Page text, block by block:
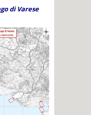
di Varese